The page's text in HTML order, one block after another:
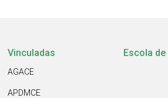
Vinculadas
AGACE
APDMCE
Escola de